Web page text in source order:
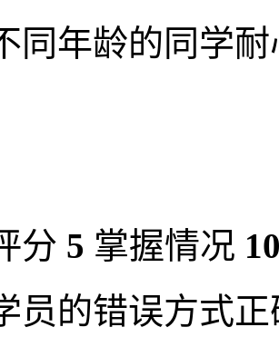
同年龄的同学
分 5 掌握情况
员的错误方式正